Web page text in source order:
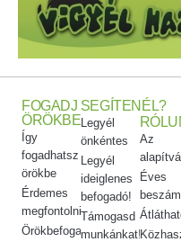
FOGADJ
ÖRÖKBE
Így
fogadhatsz
örökbe
Érdemes
megfontolni
Örökbefogadói
SEGÍTENÉL?
Legyél
önkéntes
Legyél
ideiglenes
befogadó!
Támogasd
munkánkat!
Az
Éves